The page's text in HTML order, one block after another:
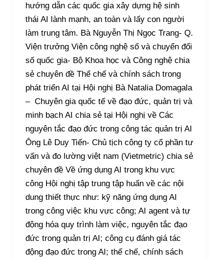
hướng dẫn các quốc gia xây dựng hệ sinh
thái AI lành mạnh, an toàn và lấy con người
làm trung tâm. Bà Nguyễn Thị Ngọc Trang- Q.
Viện trưởng Viện công nghệ số và chuyển đổi
số quốc gia- Bộ Khoa học và Công nghệ chia
sẻ chuyên đề Thể chế và chính sách trong
phát triển AI tại Hội nghị Bà Natalia Domagala
– Chuyên gia quốc tế về đạo đức, quản trị và
minh bạch AI chia sẻ tại Hội nghị về Các
nguyên tắc đạo đức trong công tác quản trị AI
Ông Lê Duy Tiến- Chủ tịch công ty cổ phần tư
vấn và đo lường việt nam (Vietmetric) chia sẻ
chuyên đề Về ứng dụng AI trong khu vực
công Hội nghị tập trung tập huấn về các nội
dung thiết thực như: kỹ năng ứng dụng AI
trong công việc khu vực công; AI agent và tự
động hóa quy trình làm việc, nguyên tắc đạo
đức trong quản trị AI; công cụ đánh giá tác
động đạo đức trong AI; thể chế, chính sách